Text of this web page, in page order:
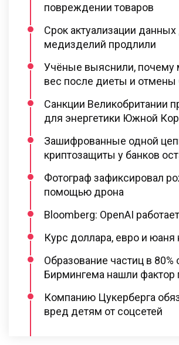
повреждении товаров
Срок актуализации
медизделий продлили
Учёные выяснили, почему
вес после диеты и отмены
Санкции Великобритании
для энергетики Южной
Зашифрованные одной
криптозащиты у банков
Фотограф зафиксировал
помощью дрона
Bloomberg: OpenAI
Курс доллара, евро и юаня
Образование частиц в
Бирмингема нашли фактор
Компанию Цукерберга
вред детям от соцсетей